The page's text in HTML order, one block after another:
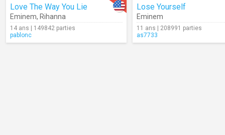
Love The Way You Lie
Eminem, Rihanna
14 ans | 149842 parties
pablonc
Lose Yourself
Eminem
11 ans | 208991 parties
as7733